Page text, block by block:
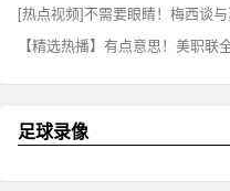
【精选热播】有点意思！美职联
足球录像